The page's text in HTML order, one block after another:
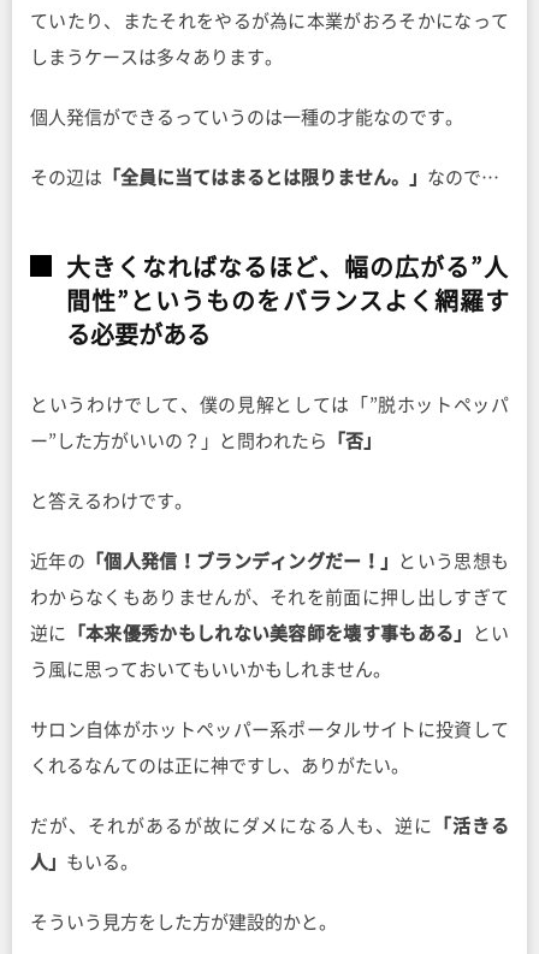
ていたり、またそれをやるが為に本業がおろそかになって
しまうケースは多々あります。
個人発信ができるっていうのは一種の才能なのです。
その辺は 「全員に当てはまるとは限りません。」 なので…
大きくなればなるほど、幅の広がる”人
間性”というものをバランスよく網羅す
る必要がある
というわけでして、僕の見解としては「”脱ホットペッパ
ー”した方がいいの？」と問われたら
「否」
と答えるわけです。
近年の 「個人発信！ブランディングだー！」
という思想も
わからなくもありませんが、それを前面に押し出しすぎて
逆に
「本来優秀かもしれない美容師を壊す事もある」
とい
う風に思っておいてもいいかもしれません。
サロン自体がホットペッパー系ポータルサイトに投資して
くれるなんてのは正に神ですし、ありがたい。
だが、それがあるが故にダメになる人も、逆に
「活きる
人」 もいる。
そういう見方をした方が建設的かと。